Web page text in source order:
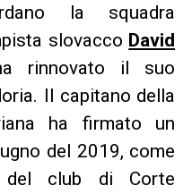
la squadra
slovacco David
rinnovato il suo
Il capitano della
ha firmato un
del 2019, come
club di Corte